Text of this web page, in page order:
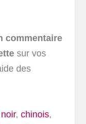
commentaire
sur vos
des
,chinois,